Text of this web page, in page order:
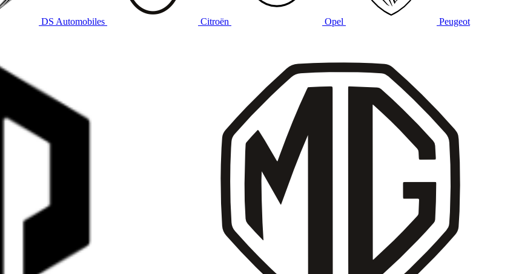
DS Automobiles Citroën Opel Peugeot